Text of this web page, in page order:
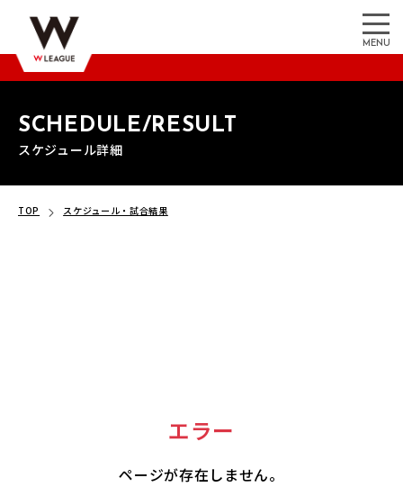
MENU
SCHEDULE/RESULT
スケジュール詳細
TOP スケジュール・試合結果
エラー
ページが存在しません。